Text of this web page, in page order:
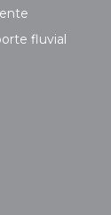
fluvial